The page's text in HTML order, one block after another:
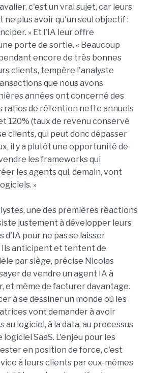
c'est un vrai sujet, car leurs
plus avoir qu'un seul objectif :
» Et l'IA leur offre
porte de sortie. « Beaucoup
encore de très bonnes
clients, tempère l'analyste
que nous avons
années ont concerné des
ratios de rétention nette annuels
120% (taux de revenu conservé
clients, qui peut donc dépasser
il y a plutôt une opportunité de
les frameworks qui
les agents qui, demain, vont
»
une des premières réactions
justement à développer leurs
pour ne pas se laisser
Ils anticipent et tentent de
par siège, précise Nicolas
de vendre un agent IA à
et même de facturer davantage.
à se dessiner un monde où les
vont demander à avoir
au logiciel, à la data, au processus
SaaS. L'enjeu pour les
en position de force, c'est
à leurs clients par eux-mêmes